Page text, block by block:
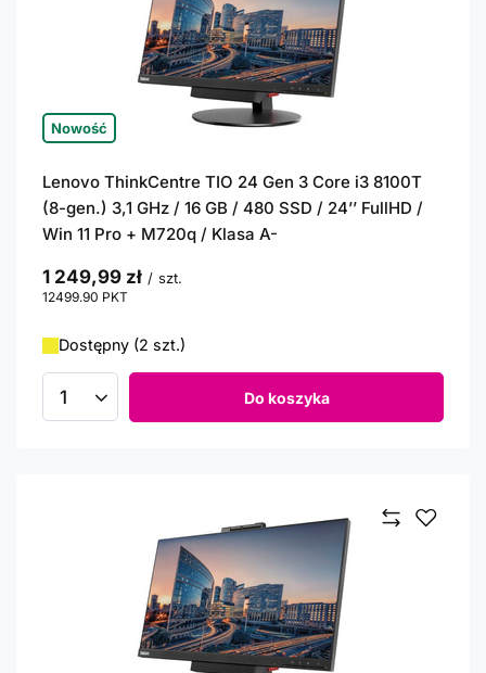
Nowość
Lenovo ThinkCentre TIO 24 Gen 3 Core i3 8100T
(8-gen.) 3,1 GHz / 16 GB / 480 SSD / 24’’ FullHD /
Win 11 Pro + M720q / Klasa A-
1 249,99 zł / szt.
12499.90 PKT
Dostępny (2 szt.)
Ilość produktów Do koszyka